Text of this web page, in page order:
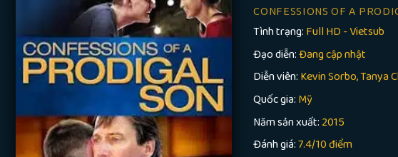
CONFESSIONS OF A
Tình trạng: Full HD - Vietsub
Đạo diễn:Đang cập nhật
Diễn viên: Kevin Sorbo, Tanya
Quốc gia: Mỹ
Năm sản xuất: 2015
Đánh giá:7.4/10 điểm